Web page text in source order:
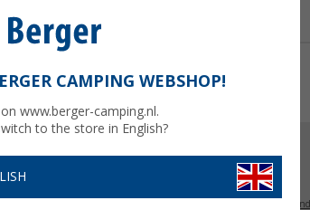
12 V + SAT
€ 15,99
plus
CAMPING WEBSHOP!
www.berger-camping.nl.
to the store in English?